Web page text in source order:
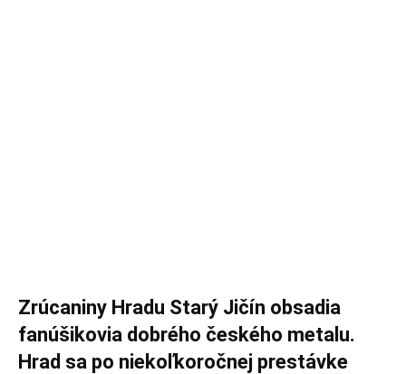
Zrúcaniny Hradu Starý Jičín obsadia
fanúšikovia dobrého českého metalu.
Hrad sa po niekoľkoročnej prestávke